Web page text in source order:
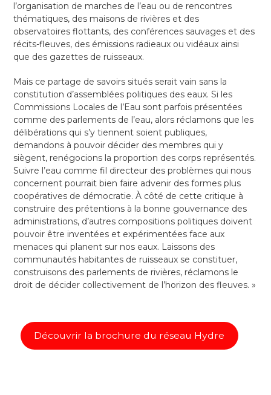
l’organisation de marches de l’eau ou de rencontres
thématiques, des maisons de rivières et des
observatoires flottants, des conférences sauvages et des
récits-fleuves, des émissions radieaux ou vidéaux ainsi
que des gazettes de ruisseaux.
Mais ce partage de savoirs situés serait vain sans la
constitution d’assemblées politiques des eaux. Si les
Commissions Locales de l’Eau sont parfois présentées
comme des parlements de l’eau, alors réclamons que les
délibérations qui s’y tiennent soient publiques,
demandons à pouvoir décider des membres qui y
siègent, renégocions la proportion des corps représentés.
Suivre l’eau comme fil directeur des problèmes qui nous
concernent pourrait bien faire advenir des formes plus
coopératives de démocratie. À côté de cette critique à
construire des prétentions à la bonne gouvernance des
administrations, d’autres compositions politiques doivent
pouvoir être inventées et expérimentées face aux
menaces qui planent sur nos eaux. Laissons des
communautés habitantes de ruisseaux se constituer,
construisons des parlements de rivières, réclamons le
droit de décider collectivement de l’horizon des fleuves. »
Découvrir la brochure du réseau Hydre